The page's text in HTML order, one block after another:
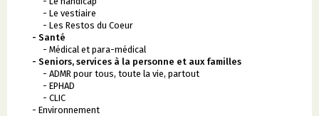
- Le vestiaire
- Les Restos du Coeur
- Santé
- Médical et para-médical
- Seniors, services à la personne et aux familles
- ADMR pour tous, toute la vie, partout
- EPHAD
- CLIC
- Environnement